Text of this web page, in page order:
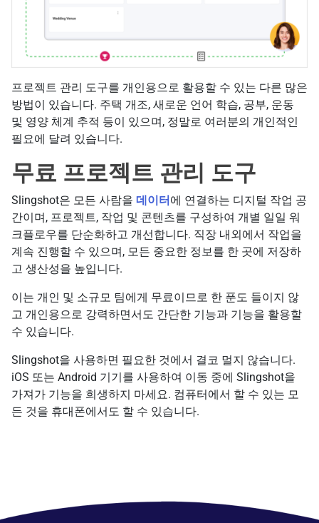
프로젝트 관리 도구를 개인용으로 활용할 수 있는 다른 많은
방법이 있습니다. 주택 개조, 새로운 언어 학습, 공부, 운동
및 영양 체계 추적 등이 있으며, 정말로 여러분의 개인적인
필요에 달려 있습니다.
무료 프로젝트 관리 도구
Slingshot은 모든 사람을 데이터에 연결하는 디지털 작업 공
간이며, 프로젝트, 작업 및 콘텐츠를 구성하여 개별 일일 워
크플로우를 단순화하고 개선합니다. 직장 내외에서 작업을
계속 진행할 수 있으며, 모든 중요한 정보를 한 곳에 저장하
고 생산성을 높입니다.
이는 개인 및 소규모 팀에게 무료이므로 한 푼도 들이지 않
고 개인용으로 강력하면서도 간단한 기능과 기능을 활용할
수 있습니다.
Slingshot을 사용하면 필요한 것에서 결코 멀지 않습니다.
iOS 또는 Android 기기를 사용하여 이동 중에 Slingshot을
가져가 기능을 희생하지 마세요. 컴퓨터에서 할 수 있는 모
든 것을 휴대폰에서도 할 수 있습니다.